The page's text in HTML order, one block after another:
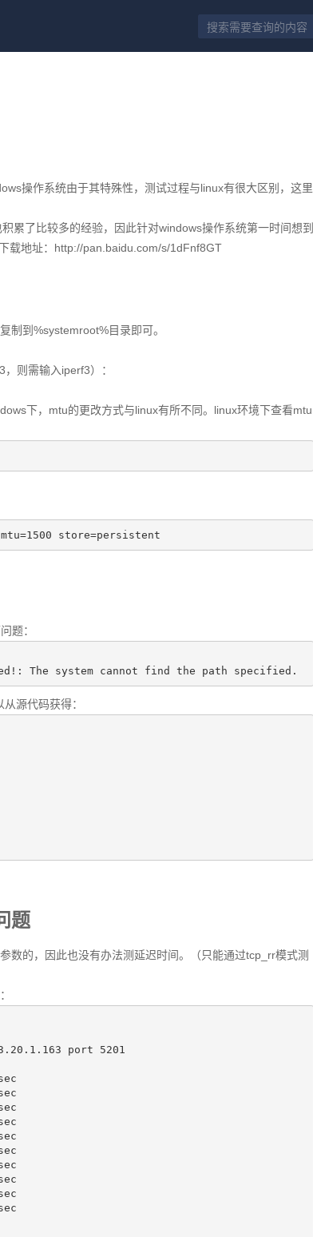
操作系统由于其特殊性，测试过程与linux有很大区别，这里
累了比较多的经验，因此针对windows操作系统第一时间想到
载地址：http://pan.baidu.com/s/1dFnf8GT
制到%systemroot%目录即可。
则需输入iperf3）：
下，mtu的更改方式与linux有所不同。linux环境下查看mtu
mtu=1500 store=persistent
题：
The system cannot find the path specified.
源代码获得：
题
的，因此也没有办法测延迟时间。（只能通过tcp_rr模式测
. 1.163 port 5201